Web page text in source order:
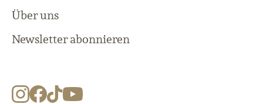
Über uns
Newsletter abonnieren